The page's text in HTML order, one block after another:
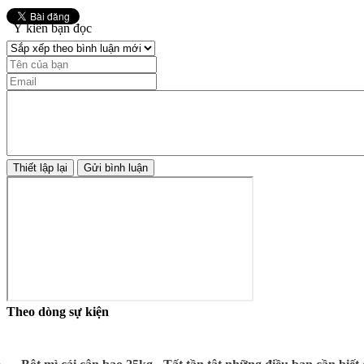
Ý kiến bạn đọc
Theo dòng sự kiện